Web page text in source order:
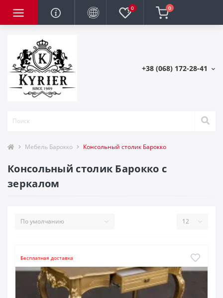
0 0
+38 (068) 172-28-41
Мебель Барокко Консольный столик Барокко
Консольный столик Барокко с
зеркалом
Бесплатная доставка